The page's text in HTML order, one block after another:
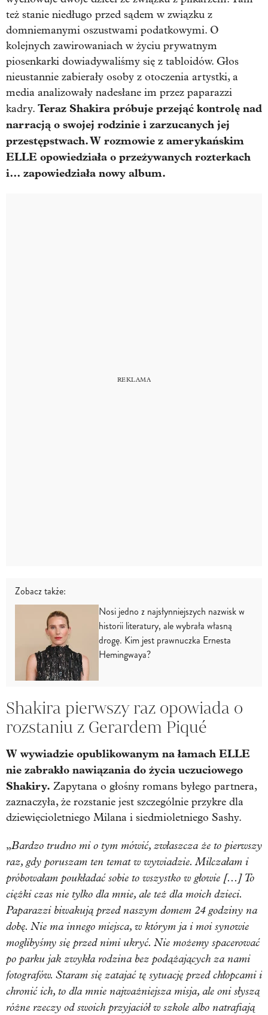
też stanie niedługo przed sądem w związku z
domniemanymi oszustwami podatkowymi. O
kolejnych zawirowaniach w życiu prywatnym
piosenkarki dowiadywaliśmy się z tabloidów. Głos
nieustannie zabierały osoby z otoczenia artystki, a
media analizowały nadesłane im przez paparazzi
kadry. Teraz Shakira próbuje przejąć kontrolę nad
narracją o swojej rodzinie i zarzucanych jej
przestępstwach. W rozmowie z amerykańskim
ELLE opowiedziała o przeżywanych rozterkach
i… zapowiedziała nowy album.
Zobacz także:
Nosi jedno z najsłynniejszych nazwisk w
historii literatury, ale wybrała własną
drogę. Kim jest prawnuczka Ernesta
Hemingwaya?
Shakira pierwszy raz opowiada o
rozstaniu z Gerardem Piqué
W wywiadzie opublikowanym na łamach ELLE
nie zabrakło nawiązania do życia uczuciowego
Shakiry. Zapytana o głośny romans byłego partnera,
zaznaczyła, że rozstanie jest szczególnie przykre dla
dziewięcioletniego Milana i siedmioletniego Sashy.
„Bardzo trudno mi o tym mówić, zwłaszcza że to pierwszy
raz, gdy poruszam ten temat w wywiadzie. Milczałam i
próbowałam poukładać sobie to wszystko w głowie [...] To
ciężki czas nie tylko dla mnie, ale też dla moich dzieci.
Paparazzi biwakują przed naszym domem 24 godziny na
dobę. Nie ma innego miejsca, w którym ja i moi synowie
moglibyśmy się przed nimi ukryć. Nie możemy spacerować
po parku jak zwykła rodzina bez podążających za nami
fotografów. Staram się zatajać tę sytuację przed chłopcami i
chronić ich, to dla mnie najważniejsza misja, ale oni słyszą
różne rzeczy od swoich przyjaciół w szkole albo natrafiają